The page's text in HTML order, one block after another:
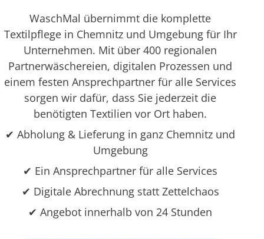
WaschMal übernimmt die komplette
Textilpflege in Chemnitz und Umgebung für Ihr
Unternehmen. Mit über 400 regionalen
Partnerwäschereien, digitalen Prozessen und
einem festen Ansprechpartner für alle Services
sorgen wir dafür, dass Sie jederzeit die
benötigten Textilien vor Ort haben.
✔ Abholung & Lieferung in ganz Chemnitz und
Umgebung
✔ Ein Ansprechpartner für alle Services
✔ Digitale Abrechnung statt Zettelchaos
✔ Angebot innerhalb von 24 Stunden